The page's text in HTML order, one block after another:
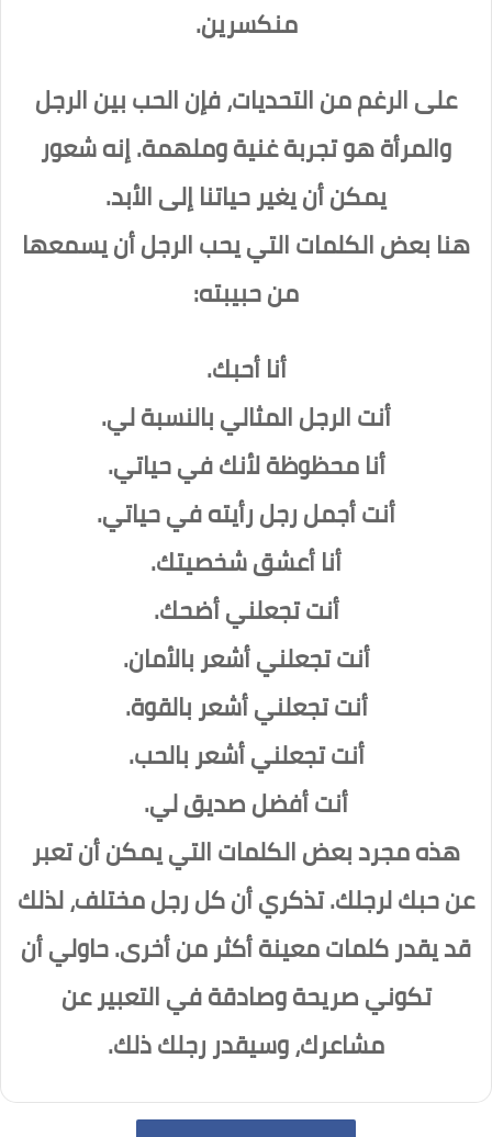
منكسرين.
على الرغم من التحديات، فإن الحب بين الرجل
والمرأة هو تجربة غنية وملهمة. إنه شعور
يمكن أن يغير حياتنا إلى الأبد.
هنا بعض الكلمات التي يحب الرجل أن يسمعها
من حبيبته:
أنا أحبك.
أنت الرجل المثالي بالنسبة لي.
أنا محظوظة لأنك في حياتي.
أنت أجمل رجل رأيته في حياتي.
أنا أعشق شخصيتك.
أنت تجعلني أضحك.
أنت تجعلني أشعر بالأمان.
أنت تجعلني أشعر بالقوة.
أنت تجعلني أشعر بالحب.
أنت أفضل صديق لي.
هذه مجرد بعض الكلمات التي يمكن أن تعبر
عن حبك لرجلك. تذكري أن كل رجل مختلف، لذلك
قد يقدر كلمات معينة أكثر من أخرى. حاولي أن
تكوني صريحة وصادقة في التعبير عن
مشاعرك، وسيقدر رجلك ذلك.